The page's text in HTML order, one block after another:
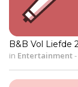
B&B Vol Liefde
in Entertainment-